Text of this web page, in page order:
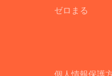
ゼロまる
個人情報保護